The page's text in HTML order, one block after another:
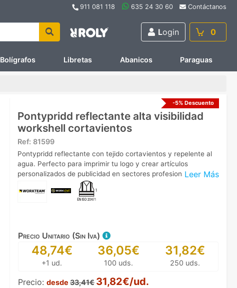
911 081 118 635 24 30 60 Contáctanos
Login 0
Bolígrafos Libretas Abanicos Paraguas
-5% Descuento
Pontypridd reflectante alta visibilidad
workshell cortavientos
Ref: 81599
Leer Más
Pontypridd reflectante con tejido cortavientos y repelente al
agua. Perfecto para imprimir tu logo y crear artículos
personalizados de publicidad en sectores profesionales.
Precio Unitario (Sin Iva)
48,74€
+1 ud.
36,05€
100 uds.
31,82€
250 uds.
Precio: desde 33,41€ 31,82€/ud.